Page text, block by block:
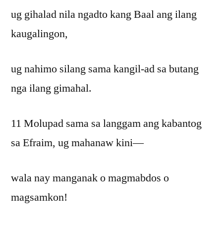
ug gihalad nila ngadto kang Baal ang ilang
kaugalingon,
ug nahimo silang sama kangil-ad sa butang
nga ilang gimahal.
11 Molupad sama sa langgam ang kabantog
sa Efraim, ug mahanaw kini—
wala nay manganak o magmabdos o
magsamkon!